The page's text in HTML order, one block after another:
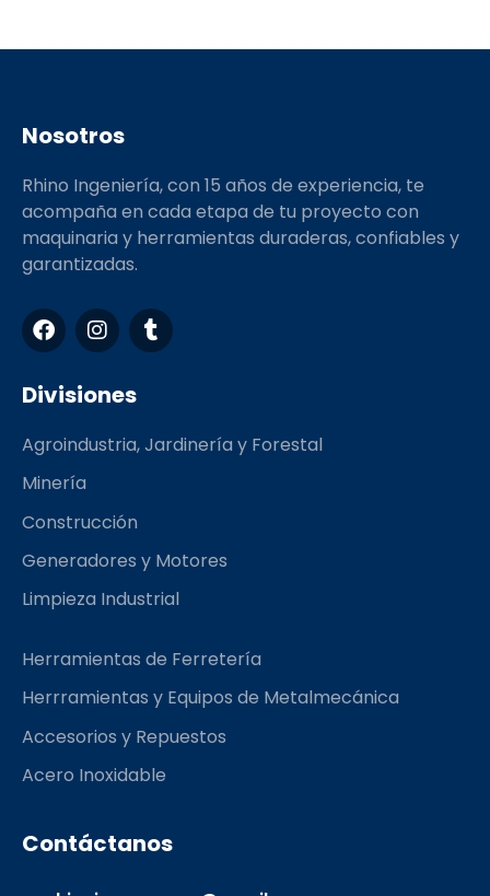
Nosotros
Rhino Ingeniería, con 15 años de experiencia, te
acompaña en cada etapa de tu proyecto con
maquinaria y herramientas duraderas, confiables y
garantizadas.
F
a
c
e
b
o
k
I
n
s
t
a
r
T
u
m
Divisiones
Agroindustria, Jardinería y Forestal
Minería
Construcción
Generadores y Motores
Limpieza Industrial
Herramientas de Ferretería
Herrramientas y Equipos de Metalmecánica
Accesorios y Repuestos
Acero Inoxidable
Contáctanos